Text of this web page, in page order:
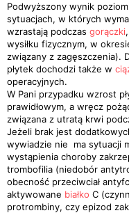
Podwyższony wynik
sytuacjach, w których
wzrastają podczas gorączki
wysiłku fizycznym, w
związany z zagęszczenia).
płytek dochodzi także w
operacyjnych.
W Pani przypadku wzrost
prawidłowym, a wręcz
związana z utratą krwi
Jeżeli brak jest
wywiadzie nie ma sytuacji
wystąpienia choroby
trombofilia (niedobór
obecność przeciwciał
aktywowane białko C
protrombiny, czy epizod